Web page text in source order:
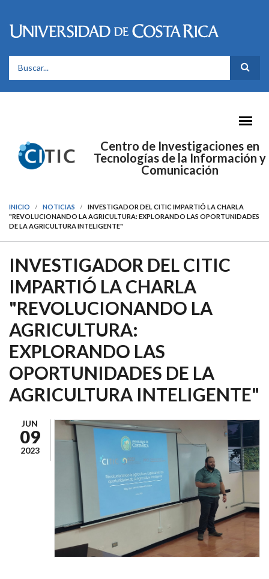
FORMULARIO DE BÚSQUEDA
Centro de Investigaciones en
Tecnologías de la Información y
Comunicación
INICIO NOTICIAS
INVESTIGADOR DEL CITIC IMPARTIÓ LA CHARLA
"REVOLUCIONANDO LA AGRICULTURA: EXPLORANDO LAS OPORTUNIDADES
DE LA AGRICULTURA INTELIGENTE"
INVESTIGADOR DEL CITIC
IMPARTIÓ LA CHARLA
"REVOLUCIONANDO LA
AGRICULTURA:
EXPLORANDO LAS
OPORTUNIDADES DE LA
AGRICULTURA INTELIGENTE"
JUN
09
2023